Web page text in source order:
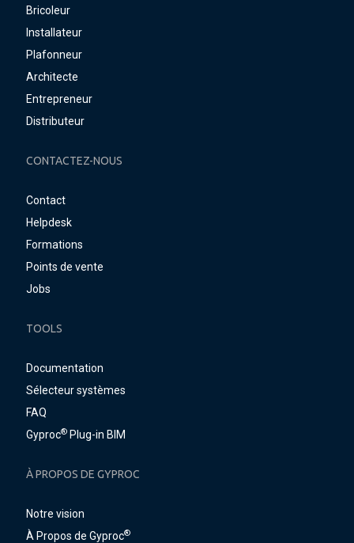
Bricoleur
Installateur
Plafonneur
Architecte
Entrepreneur
Distributeur
CONTACTEZ-NOUS
Contact
Helpdesk
Formations
Points de vente
Jobs
TOOLS
Documentation
Sélecteur systèmes
FAQ
Gyproc® Plug-in BIM
À PROPOS DE GYPROC
Notre vision
À Propos de Gyproc®